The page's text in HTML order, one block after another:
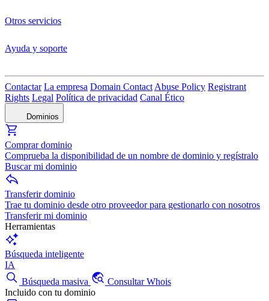
Otros servicios
Ayuda y soporte
Contactar La empresa Domain Contact Abuse Policy Registrant
Rights Legal Política de privacidad Canal Ético
Dominios
Comprar dominio
Comprueba la disponibilidad de un nombre de dominio y regístralo
Buscar mi dominio
Transferir dominio
Trae tu dominio desde otro proveedor para gestionarlo con nosotros
Transferir mi dominio
Herramientas
Búsqueda inteligente
IA
Búsqueda masiva
Consultar Whois
Incluido con tu dominio